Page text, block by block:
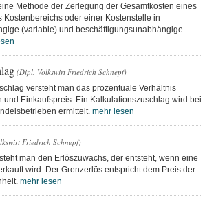
Methode der Zerlegung der Gesamtkosten eines
Kostenbereichs oder einer Kostenstelle in
(variable) und beschäftigungsunabhängige
(Dipl. Volkswirt Friedrich Schnepf)
versteht man das prozentuale Verhältnis
und Einkaufspreis. Ein Kalkulationszuschlag wird bei
ermittelt. mehr lesen
Friedrich Schnepf)
man den Erlöszuwachs, der entsteht, wenn eine
wird. Der Grenzerlös entspricht dem Preis der
mehr lesen